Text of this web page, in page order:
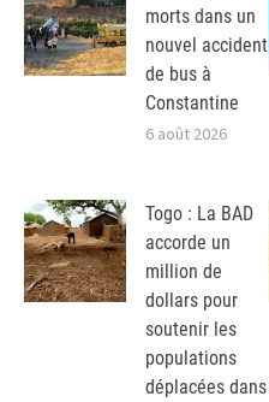
morts dans un
nouvel accident
de bus à
Constantine
6 août 2026
Togo : La BAD
accorde un
million de
dollars pour
soutenir les
populations
déplacées dans